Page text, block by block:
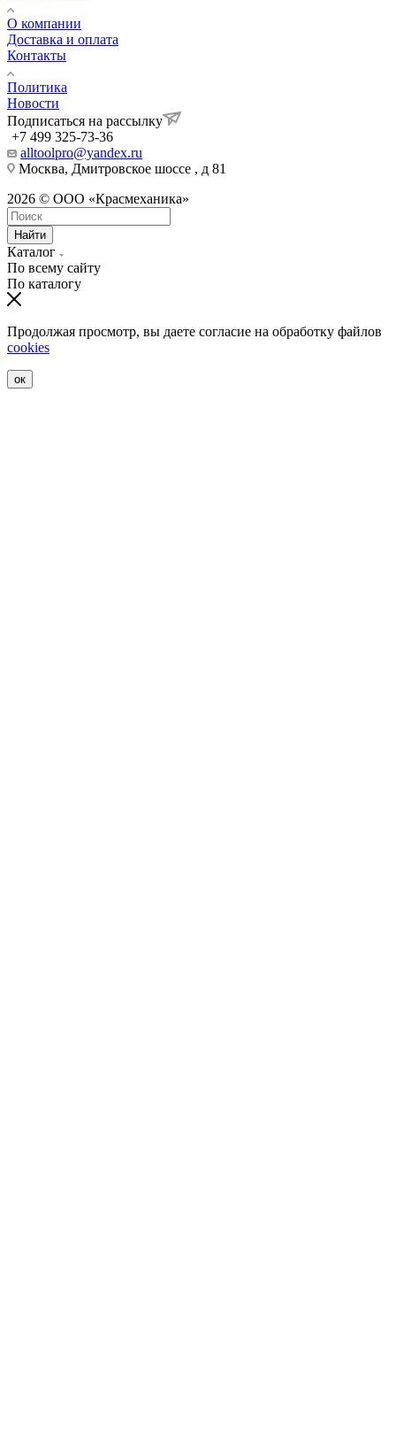
О компании
Доставка и оплата
Контакты
Политика
Новости
Подписаться на рассылку
+7 499 325-73-36
alltoolpro@yandex.ru
Москва, Дмитровское шоссе , д 81
2026 © ООО «Красмеханика»
Найти
Каталог
По всему сайту
По каталогу
Продолжая просмотр, вы даете согласие на обработку файлов
cookies
ок